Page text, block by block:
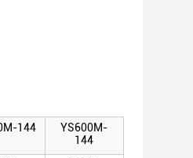
144
YS600M-
144